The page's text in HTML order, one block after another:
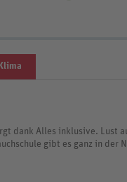
Klima
dank Alles inklusive. Lust
gibt es ganz in der